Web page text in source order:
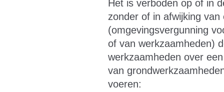
Het is verboden op of in
zonder of in afwijking
(omgevingsvergunning
of van werkzaamheden)
werkzaamheden over
van
voeren: